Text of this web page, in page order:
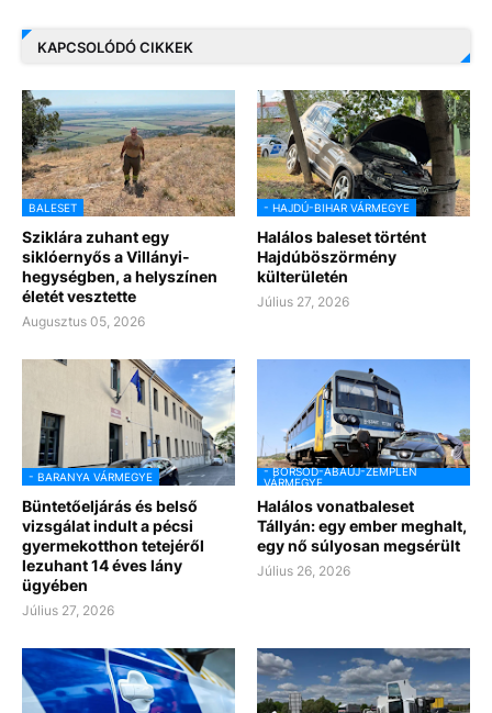
KAPCSOLÓDÓ CIKKEK
BALESET
Sziklára zuhant egy
siklóernyős a Villányi-
hegységben, a helyszínen
életét vesztette
Augusztus 05, 2026
- HAJDÚ-BIHAR VÁRMEGYE
Halálos baleset történt
Hajdúböszörmény
külterületén
Július 27, 2026
- BARANYA VÁRMEGYE
Büntetőeljárás és belső
vizsgálat indult a pécsi
gyermekotthon tetejéről
lezuhant 14 éves lány
ügyében
Július 27, 2026
- BORSOD-ABAÚJ-ZEMPLÉN
VÁRMEGYE
Halálos vonatbaleset
Tállyán: egy ember meghalt,
egy nő súlyosan megsérült
Július 26, 2026